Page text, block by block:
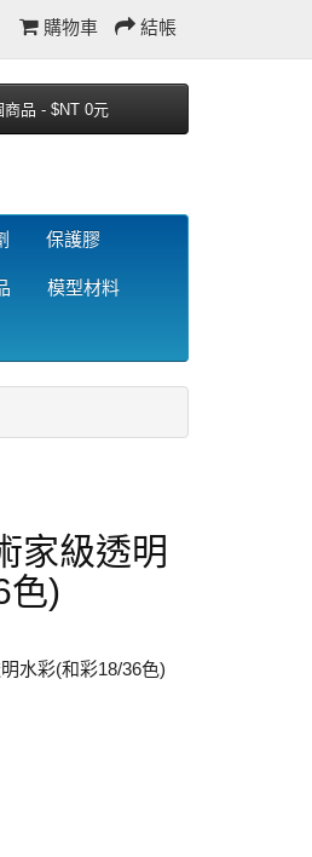
購物車 結帳
商品 - $NT 0元
保護膠
模型材料
家級透明
色)
水彩(和彩18/36色)